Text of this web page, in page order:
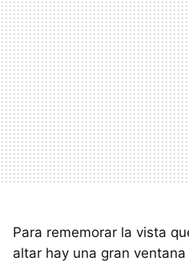
Para rememorar la vista
altar hay una gran